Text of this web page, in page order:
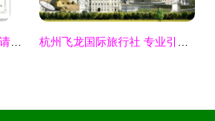
旅行社业务经营许可证申请全流程指南 杭州飞龙国际旅行社 专业引领，开启精彩旅程